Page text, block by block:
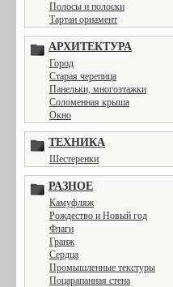
Полосы и полоски
Тартан орнамент
АРХИТЕКТУРА
Город
Старая черепица
Панельки, многоэтажки
Соломенная крыша
Окно
ТЕХНИКА
Шестеренки
РАЗНОЕ
Камуфляж
Рождество и Новый год
Флаги
Гранж
Сердца
Промышленные текстуры
Поцарапанная стена